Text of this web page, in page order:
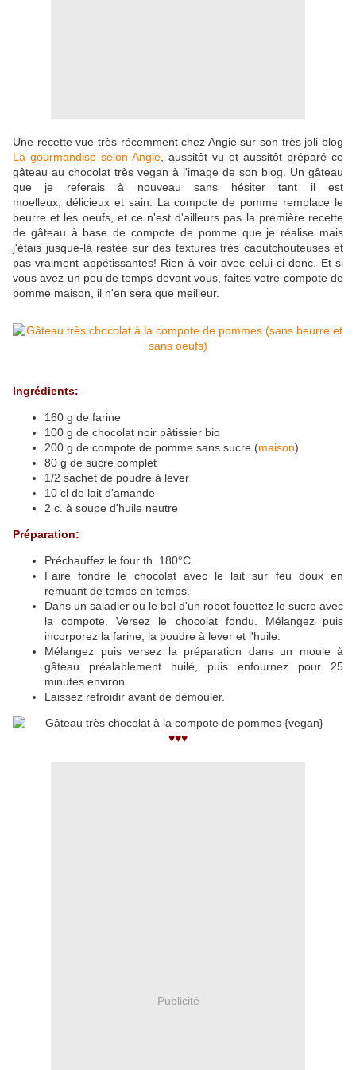
Une recette vue très récemment chez Angie sur son très joli blog
La gourmandise selon Angie , aussitôt vu et aussitôt préparé ce
gâteau au chocolat très vegan à l'image de son blog. Un gâteau
que je referais à nouveau sans hésiter tant il est
moelleux, délicieux et sain. La compote de pomme remplace le
beurre et les oeufs, et ce n'est d'ailleurs pas la première recette
de gâteau à base de compote de pomme que je réalise mais
j'étais jusque-là restée sur des textures très caoutchouteuses et
pas vraiment appétissantes! Rien à voir avec celui-ci donc. Et si
vous avez un peu de temps devant vous, faites votre compote de
pomme maison, il n'en sera que meilleur.
Ingrédients:
160 g de farine
100 g de chocolat noir pâtissier bio
200 g de compote de pomme sans sucre (maison)
80 g de sucre complet
1/2 sachet de poudre à lever
10 cl de lait d'amande
2 c. à soupe d'huile neutre
Préparation:
Préchauffez le four th. 180°C.
Faire fondre le chocolat avec le lait sur feu doux en
remuant de temps en temps.
Dans un saladier ou le bol d'un robot fouettez le sucre avec
la compote. Versez le chocolat fondu. Mélangez puis
incorporez la farine, la poudre à lever et l'huile.
Mélangez puis versez la préparation dans un moule à
gâteau préalablement huilé, puis enfournez pour 25
minutes environ.
Laissez refroidir avant de démouler.
♥♥♥
Publicité